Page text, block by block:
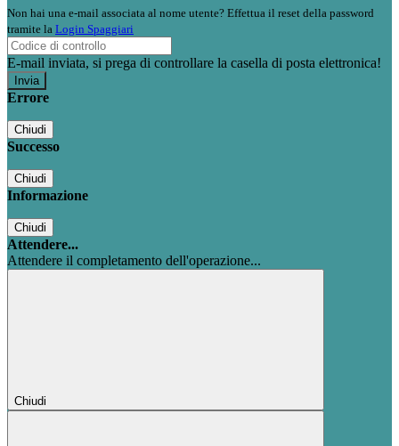
Non hai una e-mail associata al nome utente? Effettua il reset della password
tramite la Login Spaggiari
E-mail inviata, si prega di controllare la casella di posta elettronica!
Errore
Chiudi
Successo
Chiudi
Informazione
Chiudi
Attendere...
Attendere il completamento dell'operazione...
Chiudi